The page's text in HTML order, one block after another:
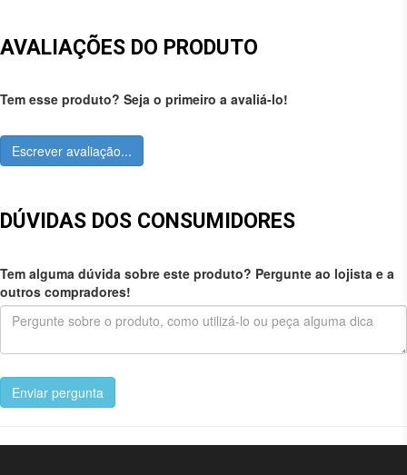
AVALIAÇÕES DO PRODUTO
Tem esse produto? Seja o primeiro a avaliá-lo!
Escrever avaliação...
DÚVIDAS DOS CONSUMIDORES
Tem alguma dúvida sobre este produto? Pergunte ao lojista e a
outros compradores!
Enviar pergunta